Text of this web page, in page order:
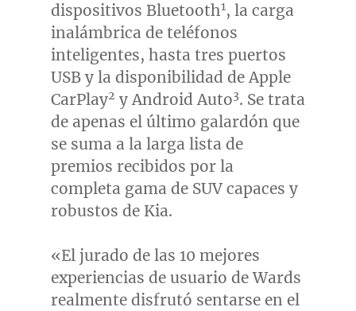
dispositivos Bluetooth1, la carga
inalámbrica de teléfonos
inteligentes, hasta tres puertos
USB y la disponibilidad de Apple
CarPlay2 y Android Auto3. Se trata
de apenas el último galardón que
se suma a la larga lista de
premios recibidos por la
completa gama de SUV capaces y
robustos de Kia.
«El jurado de las 10 mejores
experiencias de usuario de Wards
realmente disfrutó sentarse en el